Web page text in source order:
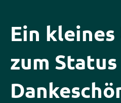
Ein
zum